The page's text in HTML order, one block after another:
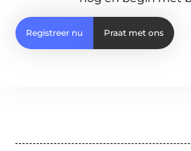
Registreer nu Praat met ons